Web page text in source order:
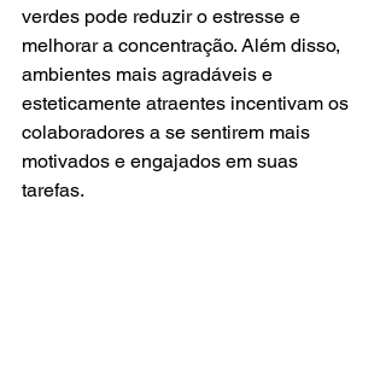
verdes pode reduzir o estresse e
melhorar a concentração. Além disso,
ambientes mais agradáveis e
esteticamente atraentes incentivam os
colaboradores a se sentirem mais
motivados e engajados em suas
tarefas.